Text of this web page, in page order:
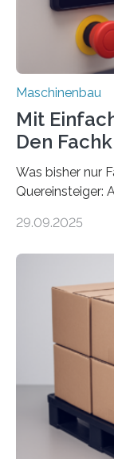
Maschinenbau
Mit
Den
Was bisher nur
Quereinsteiger:
Mensch-
Die zugrunde
anderen
umzurüsten ist
Maschine faltet
Landkarten
Exemplare pro
Auftrag kann
29.09.2025